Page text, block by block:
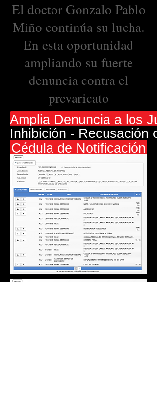
El doctor Gonzalo Pablo
Miño continúa su lucha.
En esta oportunidad
ampliando su fuerte
denuncia contra el
prevaricato
Amplia Denuncia a los
Inhibición - Recusación
Cédula de Notificación